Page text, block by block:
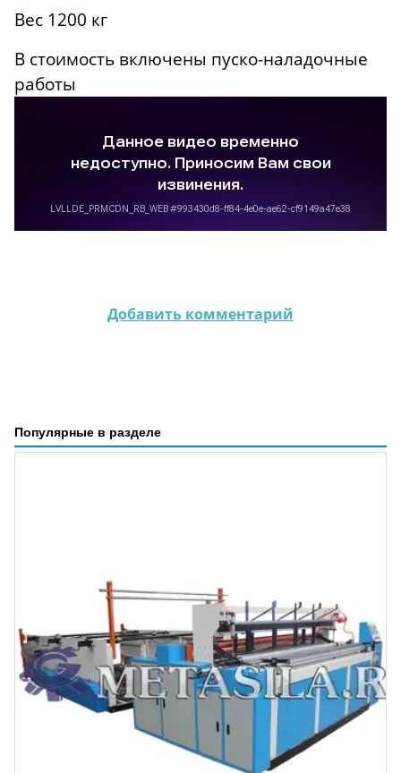
Вес 1200 кг
В стоимость включены пуско-наладочные
работы
Добавить комментарий
Популярные в разделе